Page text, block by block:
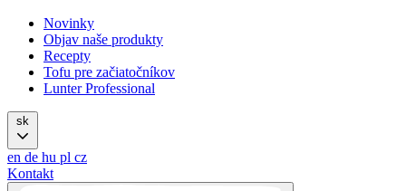
Novinky
Objav naše produkty
Recepty
Tofu pre začiatočníkov
Lunter Professional
sk
en de hu pl cz
Kontakt